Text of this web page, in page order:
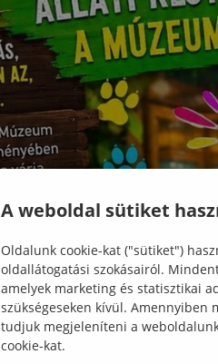
A weboldal sütiket
Oldalunk cookie-kat ("sütiket")
oldallátogatási szokásairól.
amelyek marketing és statisztikai
szükségeseken kívül.
tudjuk megjeleníteni a
cookie-kat.